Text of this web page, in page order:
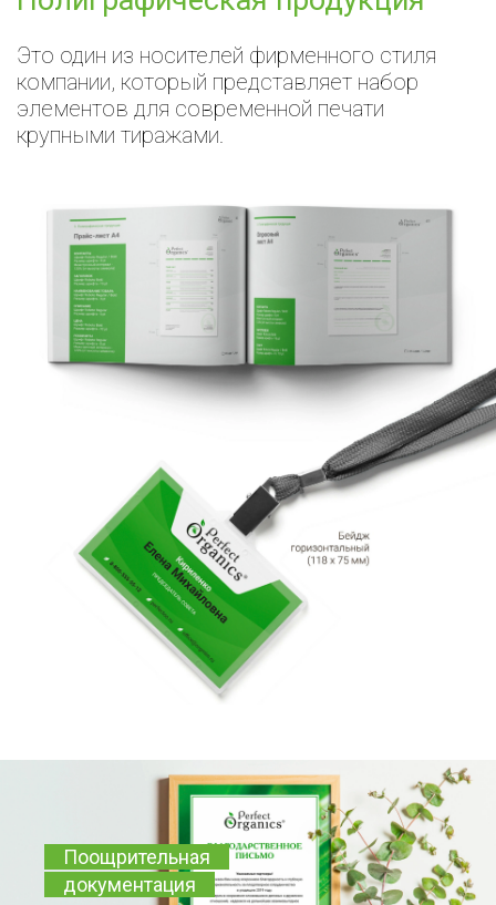
Это один из носителей фирменного стиля
компании, который представляет набор
элементов для современной печати
крупными тиражами.
Поощрительная
документация